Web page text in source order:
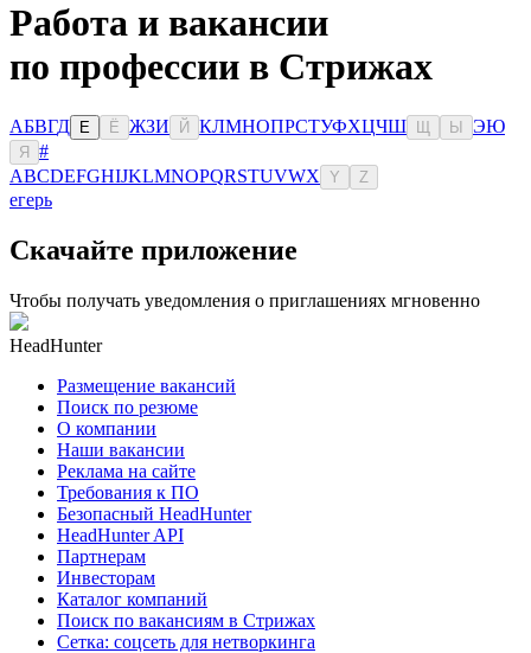
Работа и вакансии
по профессии в Стрижах
АБВГД Е Ё ЖЗИ Й КЛМНОПРСТУФХЦЧШ Ы ЭЮ
Я
#
ABCDEFGHIJKLMNOPQRSTUVWX Y Z
егерь
Скачайте приложение
Чтобы получать уведомления о приглашениях мгновенно
HeadHunter
Размещение вакансий
Поиск по резюме
О компании
Наши вакансии
Реклама на сайте
Требования к ПО
Безопасный HeadHunter
HeadHunter API
Партнерам
Инвесторам
Каталог компаний
Поиск по вакансиям в Стрижах
Сетка: соцсеть для нетворкинга